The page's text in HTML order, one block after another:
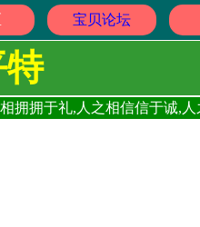
宝贝论坛
拥拥于礼,人之相信信于诚,